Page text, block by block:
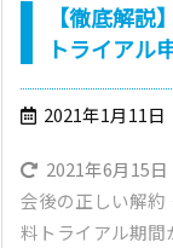
【徹底解
トライアル
2021年1月11日
2021年6月15日
会後の正しい解約
料トライアル期間